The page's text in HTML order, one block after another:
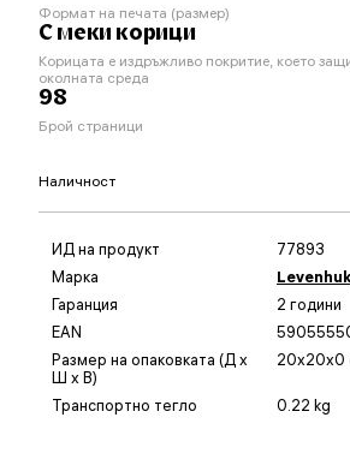
Формат на печата (размер)
С меки корици
Корицата е издръжливо покритие, което
околната среда
98
Брой страници
Наличност
ИД на продукт
77893
Марка
Гаранция
2 години
EAN
Размер на опаковката (Д x
Ш x В)
20x20x0
Транспортно тегло 0.22 kg